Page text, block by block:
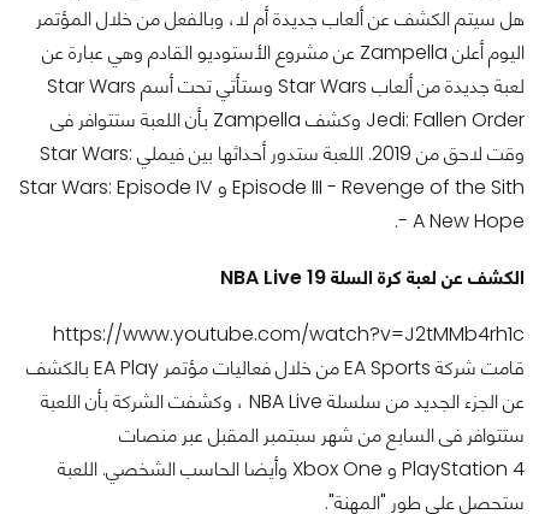
هل سيتم الكشف عن ألعاب جديدة أم لا، وبالفعل من خلال المؤتمر
اليوم أعلن Zampella عن مشروع الأستوديو القادم وهي عبارة عن
لعبة جديدة من ألعاب Star Wars وستأتي تحت أسم Star Wars
Jedi: Fallen Order وكشف Zampella بأن اللعبة ستتوافر فى
وقت لاحق من 2019. اللعبة ستدور أحداثها بين فيملي Star Wars:
Episode III - Revenge of the Sith و Star Wars: Episode IV
- A New Hope.
الكشف عن لعبة كرة السلة NBA Live 19
https://www.youtube.com/watch?v=J2tMMb4rh1c
قامت شركة EA Sports من خلال فعاليات مؤتمر EA Play بالكشف
عن الجزء الجديد من سلسلة NBA Live ، وكشفت الشركة بأن اللعبة
ستتوافر فى السابع من شهر سبتمبر المقبل عبر منصات
PlayStation 4 و Xbox One وأيضا الحاسب الشخصي. اللعبة
ستحصل علي طور "المهنة".